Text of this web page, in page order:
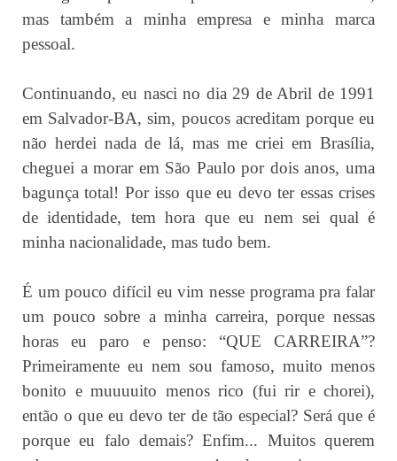
mas também a minha empresa e minha marca
pessoal.
Continuando, eu nasci no dia 29 de Abril de 1991
em Salvador-BA, sim, poucos acreditam porque eu
não herdei nada de lá, mas me criei em Brasília,
cheguei a morar em São Paulo por dois anos, uma
bagunça total! Por isso que eu devo ter essas crises
de identidade, tem hora que eu nem sei qual é
minha nacionalidade, mas tudo bem.
É um pouco difícil eu vim nesse programa pra falar
um pouco sobre a minha carreira, porque nessas
horas eu paro e penso: “QUE CARREIRA”?
Primeiramente eu nem sou famoso, muito menos
bonito e muuuuito menos rico (fui rir e chorei),
então o que eu devo ter de tão especial? Será que é
porque eu falo demais? Enfim... Muitos querem